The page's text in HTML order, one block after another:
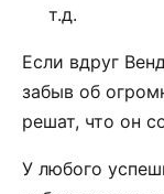
т.д.
Если вдруг
забыв об
решат, что он
У любого